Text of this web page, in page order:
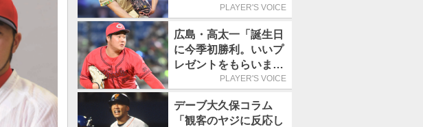
るかなと思って超スロ
た」／魔球
PLAYER'S VOICE
広島・高太一「誕生日
に今季初勝利。いいプ
レゼントをもらいまし
た」／バースデー星
PLAYER'S VOICE
デーブ大久保コラム
「観客のヤジに反応し